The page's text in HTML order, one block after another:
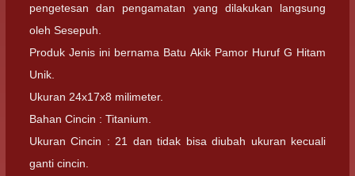
pengetesan dan pengamatan yang dilakukan langsung
oleh Sesepuh.
Produk Jenis ini bernama Batu Akik Pamor Huruf G Hitam
Unik.
Ukuran 24x17x8 milimeter.
Bahan Cincin : Titanium.
Ukuran Cincin : 21 dan tidak bisa diubah ukuran kecuali
ganti cincin.